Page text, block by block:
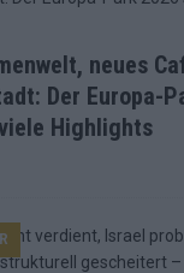
neues
Der Europa-
Highlights